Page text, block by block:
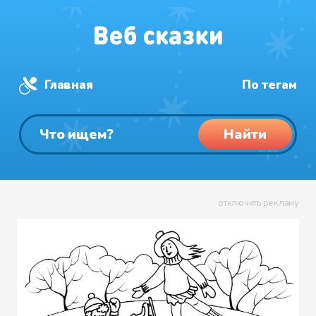
Главная По тегам
Найти
отключить рекламу